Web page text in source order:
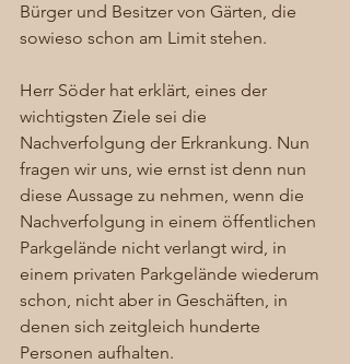
Bürger und Besitzer von Gärten, die
sowieso schon am Limit stehen.
Herr Söder hat erklärt, eines der
wichtigsten Ziele sei die
Nachverfolgung der Erkrankung. Nun
fragen wir uns, wie ernst ist denn nun
diese Aussage zu nehmen, wenn die
Nachverfolgung in einem öffentlichen
Parkgelände nicht verlangt wird, in
einem privaten Parkgelände wiederum
schon, nicht aber in Geschäften, in
denen sich zeitgleich hunderte
Personen aufhalten.